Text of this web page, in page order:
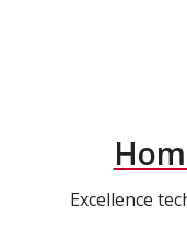
Excellence